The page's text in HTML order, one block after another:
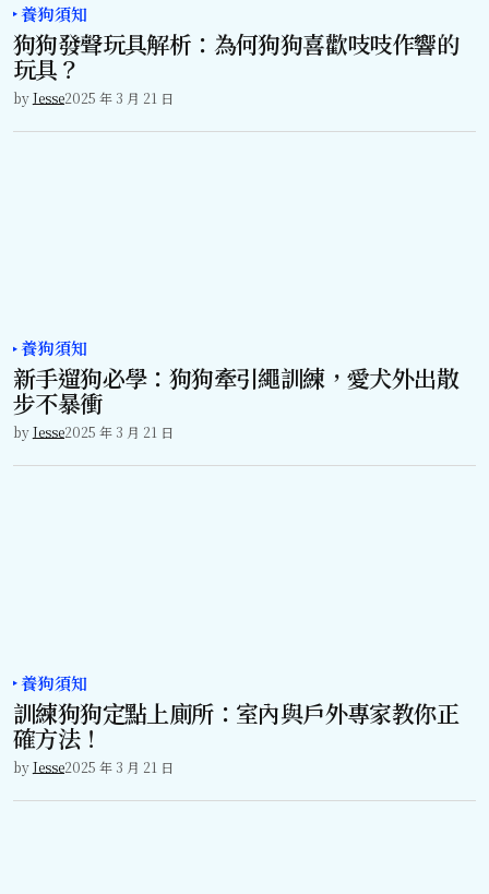
養狗須知
狗狗發聲玩具解析：為何狗狗喜歡吱吱作響的
玩具？
byJesse2025 年 3 月 21 日
養狗須知
新手遛狗必學：狗狗牽引繩訓練，愛犬外出散
步不暴衝
byJesse2025 年 3 月 21 日
養狗須知
訓練狗狗定點上廁所：室內與戶外專家教你正